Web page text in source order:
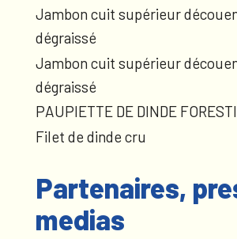
Jambon cuit supérieur
dégraissé
Jambon cuit supérieur
dégraissé
PAUPIETTE DE DINDE
Filet de dinde cru
Partenaires,
medias